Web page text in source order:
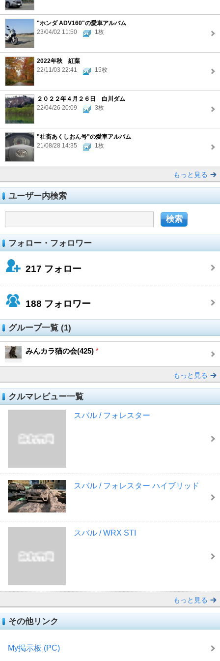
"ホンダ ADV160"の愛車アルバム
23/04/02 11:50
1枚
2022年秋 紅葉
22/11/03 22:41
15枚
２０２２年４月２６日 白川ダム
22/04/26 20:09
3枚
"社畜あくしおん号"の愛車アルバム
21/08/28 14:35
1枚
もっと見る
ユーザー内検索
フォロー・フォロワー
217 フォロー
188 フォロワー
グループ一覧 (1)
みんカラ猫の会(425) *
もっと見る
クルマレビュー一覧
スバル / フォレスター
スバル / フォレスター ハイブリッド
スバル / WRX STI
もっと見る
その他リンク
My掲示板 (PC)